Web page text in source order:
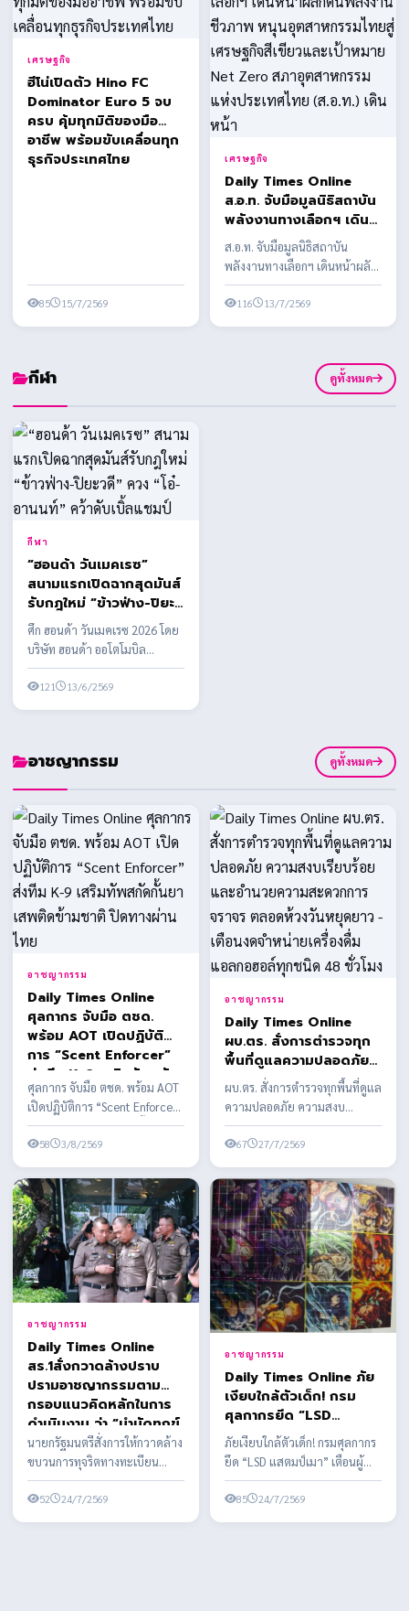
เศรษฐกิจ
ฮีโน่เปิดตัว Hino FC
Dominator Euro 5 จบ
ครบ คุ้มทุกมิติของมือ
อาชีพ พร้อมขับเคลื่อนทุก
ธุรกิจประเทศไทย
85 15/7/2569
เศรษฐกิจ
Daily Times Online
ส.อ.ท. จับมือมูลนิธิสถาบัน
พลังงานทางเลือกฯ เดิน
หน้าผลักดันพลังงาน
ชีวภาพ หนุนอุตสาหกรรม
ไทยสู่เศรษฐกิจสีเขียวและ
เป้าหมาย Net Zero สภา
อุตสาหกรรมแห่ง
ส.อ.ท. จับมือมูลนิธิสถาบัน
พลังงานทางเลือกฯ เดินหน้าผลัก
ดันพลังงานชีวภาพ หนุน
อุตสาหกรรมไทยสู่เศรษฐ...
116 13/7/2569
กีฬา ดูทั้งหมด
กีฬา
“ฮอนด้า วันเมคเรซ”
สนามแรกเปิดฉากสุดมันส์
รับกฎใหม่ “ข้าวฟ่าง-ปิยะ
วดี” ควง “โอ๋-อานนท์”
คว้าดับเบิ้ลแชมป์
ศึก ฮอนด้า วันเมคเรซ 2026 โดย
บริษัท ฮอนด้า ออโตโมบิล
(ประเทศไทย) จำกัด ร่วมกับ
บริษัท กรังด์ปรีซ์ ...
121 13/6/2569
อาชญากรรม ดูทั้งหมด
อาชญากรรม
Daily Times Online
ศุลกากร จับมือ ตชด.
พร้อม AOT เปิดปฏิบัติ
การ “Scent Enforcer”
ส่งทีม K-9 เสริมทัพสกัด
กั้นยาเสพติดข้ามชาติ ปิด
ทางผ่านไทย
ศุลกากร จับมือ ตชด. พร้อม AOT
เปิดปฏิบัติการ “Scent Enforcer”
ส่งทีม K-9 เสริมทัพสกัดกั้นยาเสพ
ติดข้า...
58 3/8/2569
อาชญากรรม
Daily Times Online
ผบ.ตร. สั่งการตำรวจทุก
พื้นที่ดูแลความปลอดภัย
ความสงบเรียบร้อย และ
อำนวยความสะดวกการ
จราจร ตลอดห้วงวันหยุด
ยาว - เตือนงดจำหน่าย
เครื่องดื่มแอลกอฮอล์ทุก
ชนิด 48 ชั่วโมง
ผบ.ตร. สั่งการตำรวจทุกพื้นที่ดูแล
ความปลอดภัย ความสงบ
เรียบร้อย และอำนวยความ
สะดวกการจราจร ตลอดห้วงวัน
ห...
67 27/7/2569
อาชญากรรม
Daily Times Online
สร.1สั่งกวาดล้างปราบ
ปรามอาชญากรรมตาม
กรอบแนวคิดหลักในการ
ดำเนินงาน ว่า “บำบัดทุกข์
บำรุงสุข พิทักษ์
สันติราษฎร์ พิฆาตยาเสพ
ติด พิชิตอันธพาล”
นายกรัฐมนตรีสั่งการให้กวาดล้าง
ขบวนการทุจริตทางทะเบียน
ราษฎร อย่างจริงจัง เด็ดขาด และ
เป็นระบบ ผบ.ตร. ...
52 24/7/2569
อาชญากรรม
Daily Times Online ภัย
เงียบใกล้ตัวเด็ก! กรม
ศุลกากรยึด “LSD
แสตมป์เมา” เตือนผู้
ปกครองอย่าชะล่าใจ สาร
เสพติดรูปแบบใหม่ พิษ
หลอนประสาทขั้นรุนแรง
ภัยเงียบใกล้ตัวเด็ก! กรมศุลกากร
ยึด “LSD แสตมป์เมา” เตือนผู้
ปกครองอย่าชะล่าใจ สารเสพติด
รูปแบบใหม่ พิษ...
85 24/7/2569